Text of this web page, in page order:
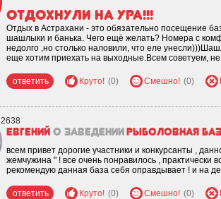
Отдохнули на ура!!!
Отдых в Астрахани - это обязательно посещение
шашлыки и банька. Чего ещё желать? Номера с
недолго ,но столько наловили, что еле
еще хотим приехать на выходные.Всем советуем, не
ответить Круто! (0) Смешно! (0)
2638
евгений о заведенииРыболовная
всем привет дорогие участники и конкурсанты ,
жемчужина " ! все очень понравилось , практически
рекомендую данная база себя оправдывает ! и на
ответить Круто! (0) Смешно! (0)